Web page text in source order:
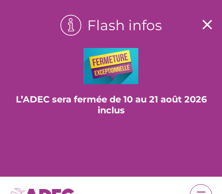
Flash infos
L’ADEC sera fermée de 10 au 21 août 2026
inclus